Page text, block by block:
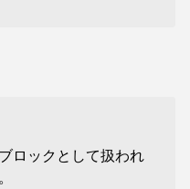
ロックとして扱われ